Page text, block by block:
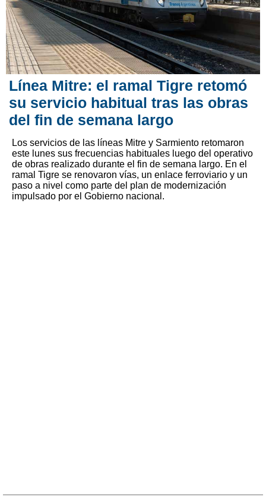
Línea Mitre: el ramal Tigre retomó
su servicio habitual tras las obras
del fin de semana largo
Los servicios de las líneas Mitre y Sarmiento retomaron
este lunes sus frecuencias habituales luego del operativo
de obras realizado durante el fin de semana largo. En el
ramal Tigre se renovaron vías, un enlace ferroviario y un
paso a nivel como parte del plan de modernización
impulsado por el Gobierno nacional.